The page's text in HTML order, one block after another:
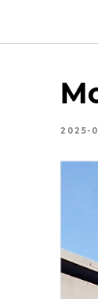
2025-